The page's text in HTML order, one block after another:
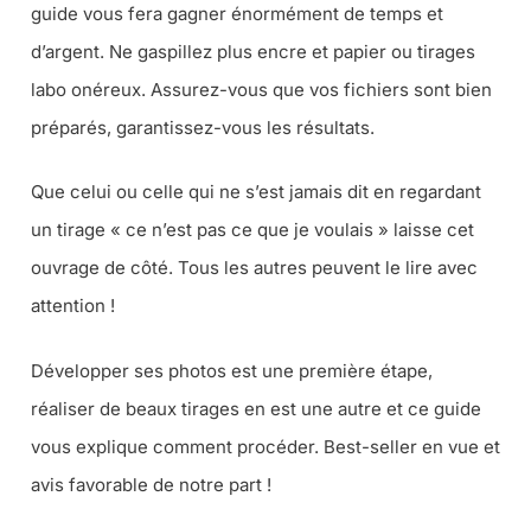
guide vous fera gagner énormément de temps et
d’argent. Ne gaspillez plus encre et papier ou tirages
labo onéreux. Assurez-vous que vos fichiers sont bien
préparés, garantissez-vous les résultats.
Que celui ou celle qui ne s’est jamais dit en regardant
un tirage « ce n’est pas ce que je voulais » laisse cet
ouvrage de côté. Tous les autres peuvent le lire avec
attention !
Développer ses photos est une première étape,
réaliser de beaux tirages en est une autre et ce guide
vous explique comment procéder. Best-seller en vue et
avis favorable de notre part !